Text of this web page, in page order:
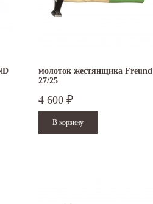
молоток жестянщика Freund
27/25
4 600 ₽